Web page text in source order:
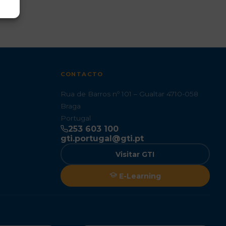
CONTACTO
Rua de Barros nº 101 – Gualtar 4710-058
Braga
Portugal
253 603 100
gti.portugal@gti.pt
Visitar GTI
E-Learning